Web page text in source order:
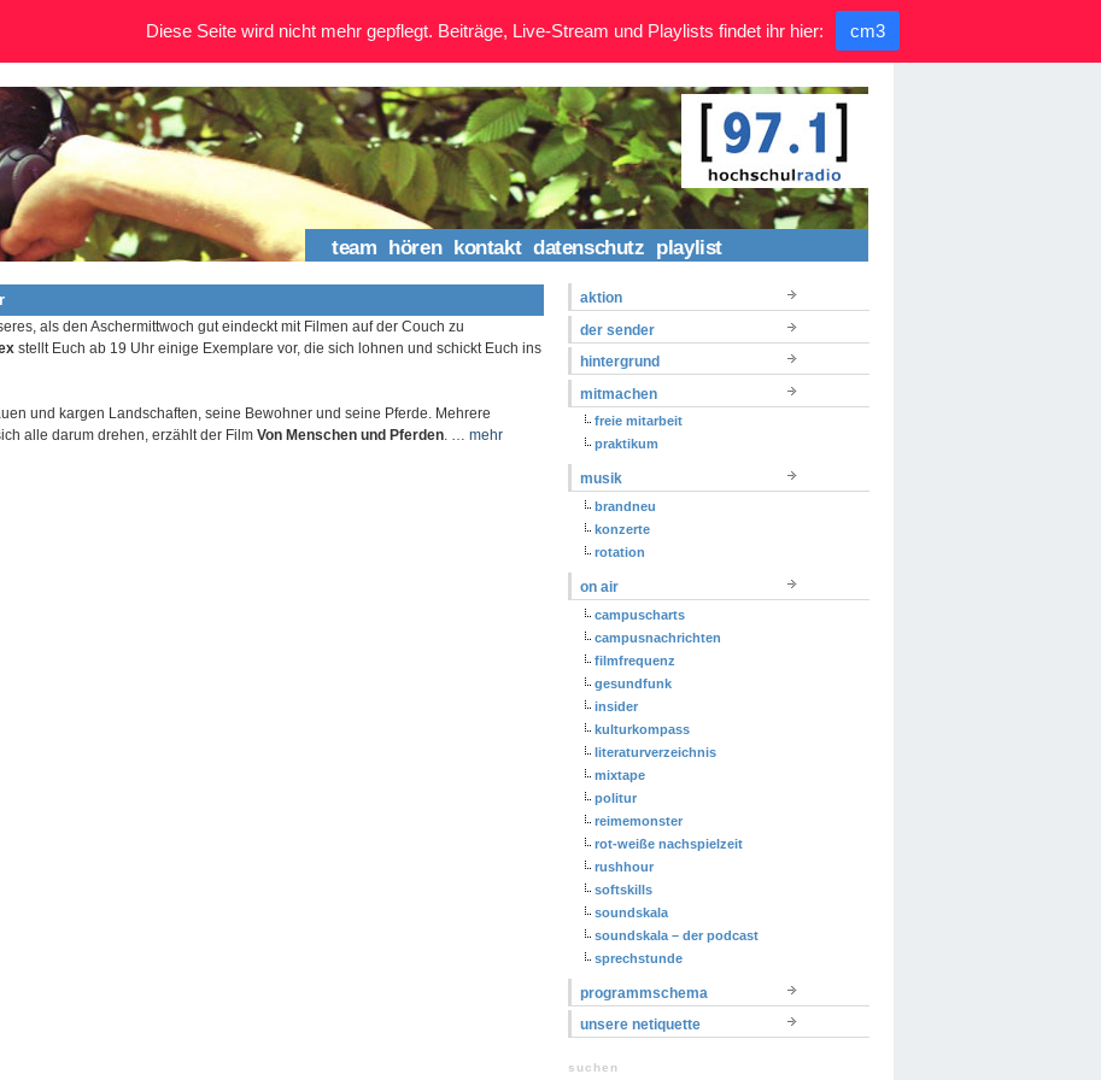
team hören kontakt datenschutz playlist
als den Aschermittwoch gut eindeckt mit Filmen auf der Couch zu
stellt Euch ab 19 Uhr einige Exemplare vor, die sich lohnen und schickt Euch ins
und kargen Landschaften, seine Bewohner und seine Pferde. Mehrere
alle darum drehen, erzählt der Film Von Menschen und Pferden mehr
aktion
der sender
hintergrund
mitmachen
freie mitarbeit
praktikum
musik
brandneu
konzerte
rotation
on air
campuscharts
campusnachrichten
filmfrequenz
gesundfunk
insider
kulturkompass
literaturverzeichnis
mixtape
politur
reimemonster
rot-weiße nachspielzeit
rushhour
softskills
soundskala
soundskala – der podcast
sprechstunde
programmschema
unsere netiquette
suchen
Diese Seite wird nicht mehr gepflegt. Beiträge, Live-Stream und Playlists findet ihr hier: cm3